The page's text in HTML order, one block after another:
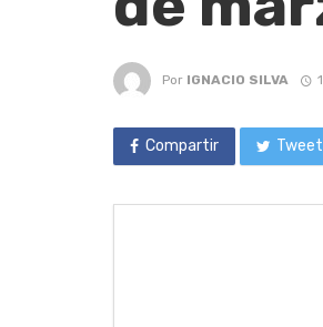
Por IGNACIO SILVA
Compartir Tweet